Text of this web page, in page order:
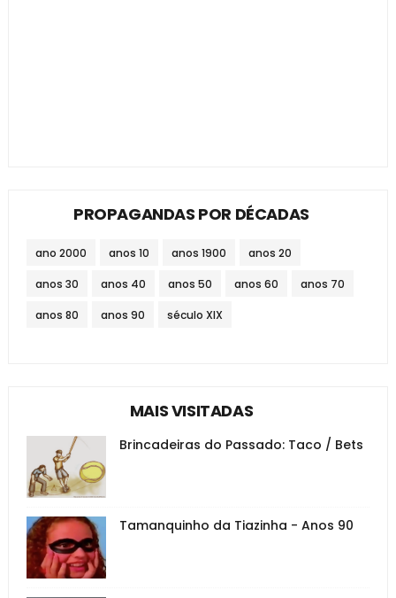
PROPAGANDAS POR DÉCADAS
ano 2000 anos 10 anos 1900 anos 20
anos 30 anos 40 anos 50 anos 60 anos 70
anos 80 anos 90 século XIX
MAIS VISITADAS
Brincadeiras do Passado: Taco / Bets
Tamanquinho da Tiazinha - Anos 90